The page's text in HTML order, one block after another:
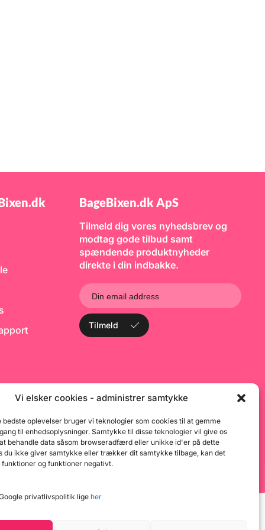
Vi elsker cookies - administrer samtykke
bedste oplevelser bruger vi teknologier som cookies til at gemme
til enhedsoplysninger. Samtykke til disse teknologier vil give os
behandle data såsom browseradfærd eller unikke id'er på dette
du ikke giver samtykke eller trækker dit samtykke tilbage, kan det
og funktioner negativt.
privatlivspolitik lige her
BageBixen.dk ApS
Tilmeld dig vores nyhedsbrev og
modtag gode tilbud samt
spændende produktnyheder
direkte i din indbakke.
Tilmeld